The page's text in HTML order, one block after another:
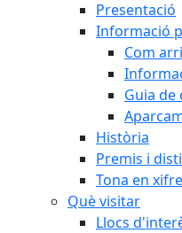
Presentació
Informació
Com
Guia de
Història
Premis i
Tona en
Què visitar
Llocs